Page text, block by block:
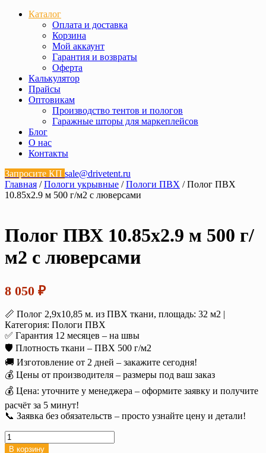
Каталог
Оплата и доставка
Корзина
Мой аккаунт
Гарантия и возвраты
Оферта
Калькулятор
Прайсы
Оптовикам
Производство тентов и пологов
Гаражные шторы для маркеплейсов
Блог
О нас
Контакты
Запросите КП sale@drivetent.ru
Главная /Пологи укрывные /Пологи ПВХ / Полог ПВХ
10.85х2.9 м 500 г/м2 с люверсами
Полог ПВХ 10.85х2.9 м 500 г/
м2 с люверсами
8 050 ₽
📏 Полог 2,9х10,85 м. из ПВХ ткани, площадь: 32 м2 |
Категория: Пологи ПВХ
✅ Гарантия 12 месяцев – на швы
🛡️ Плотность ткани – ПВХ 500 г/м2
🚚 Изготовление от 2 дней – закажите сегодня!
💰 Цены от производителя – размеры под ваш заказ
💰 Цена: уточните у менеджера – оформите заявку и получите
расчёт за 5 минут!
📞 Заявка без обязательств – просто узнайте цену и детали!
Количество
товара
В корзину